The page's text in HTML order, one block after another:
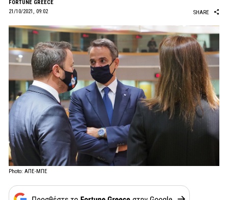
FORTUNE GREECE
21/10/2021, 09:02
SHARE
Photo: ΑΠΕ-ΜΠΕ